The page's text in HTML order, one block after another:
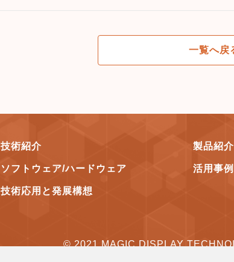
一覧へ戻
技術紹介
ソフトウェア/ハードウェア
技術応用と発展構想
製品紹介
活用事例
© 2021 MAGIC DISPLAY